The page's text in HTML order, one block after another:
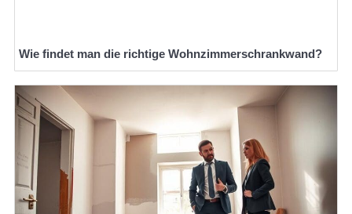
Wie findet man die richtige Wohnzimmerschrankwand?